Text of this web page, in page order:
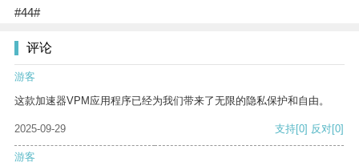
#44#
评论
游客
这款加速器VPM应用程序已经为我们带来了无限的隐私保护和自由。
2025-09-29 支持[0] 反对[0]
游客